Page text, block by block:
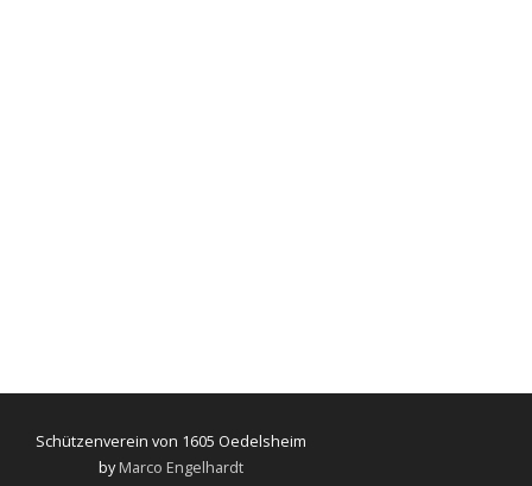
Schützenverein von 1605 Oedelsheim
byMarco Engelhardt